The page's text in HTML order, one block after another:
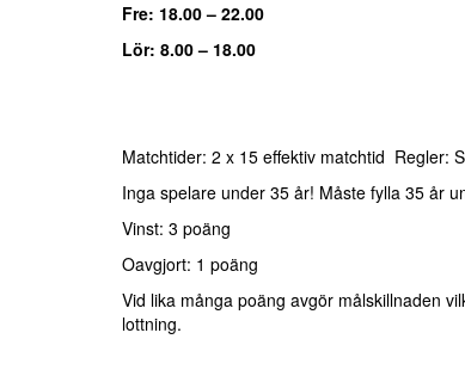
Fre: 18.00 – 22.00
Lör: 8.00 – 18.00
Matchtider: 2 x 15 effektiv matchtid Regler:
Inga spelare under 35 år! Måste fylla 35 år
Vinst: 3 poäng
Oavgjort: 1 poäng
Vid lika många poäng avgör målskillnaden
lottning.